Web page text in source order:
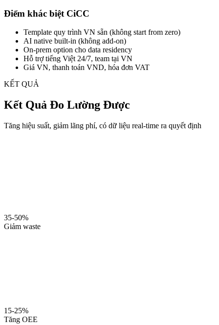
Điểm khác biệt CiCC
Template quy trình VN sẵn (không start from zero)
AI native built-in (không add-on)
On-prem option cho data residency
Hỗ trợ tiếng Việt 24/7, team tại VN
Giá VN, thanh toán VND, hóa đơn VAT
KẾT QUẢ
Kết Quả Đo Lường Được
Tăng hiệu suất, giảm lãng phí, có dữ liệu real-time ra quyết định
35-50%
Giảm waste
15-25%
Tăng OEE